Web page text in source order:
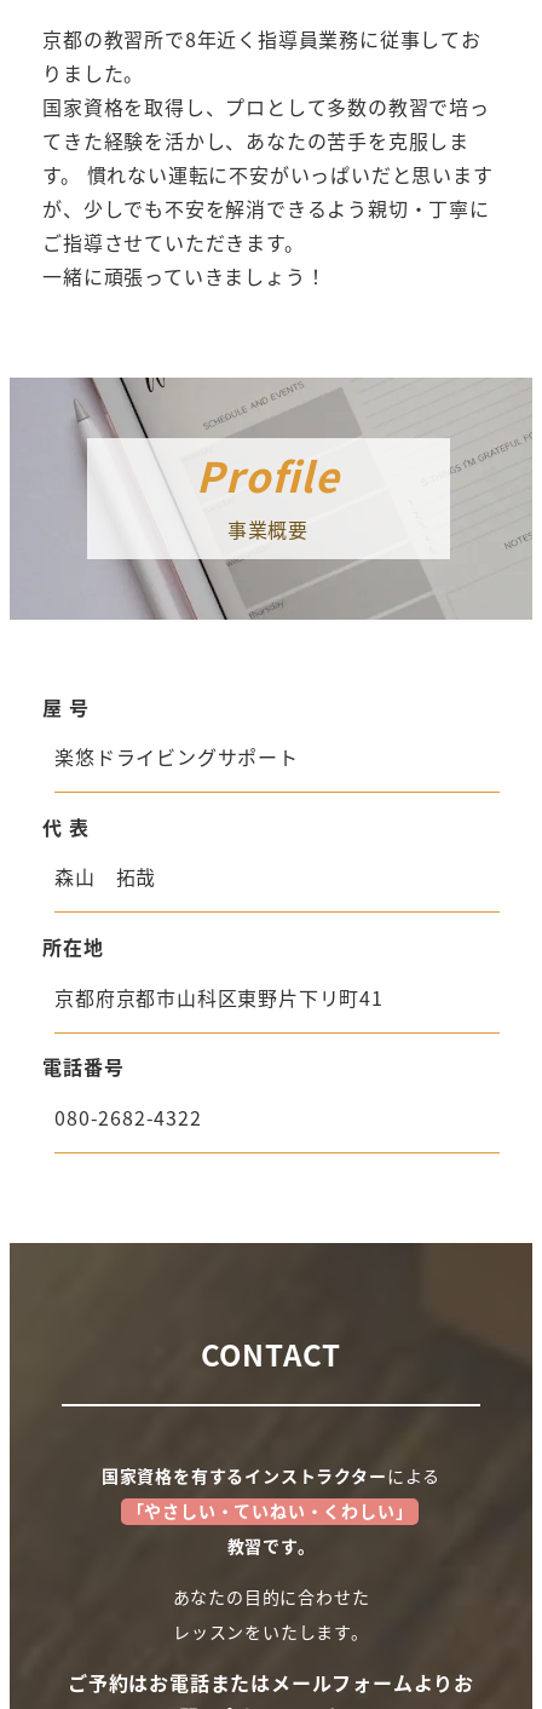
京都の教習所で8年近く指導員業務に従事してお
りました。
国家資格を取得し、プロとして多数の教習で培っ
てきた経験を活かし、あなたの苦手を克服しま
す。 慣れない運転に不安がいっぱいだと思います
が、少しでも不安を解消できるよう親切・丁寧に
ご指導させていただきます。
一緒に頑張っていきましょう！
Profile
事業概要
屋 号
楽悠ドライビングサポート
代 表
森山 拓哉
所在地
京都府京都市山科区東野片下リ町41
電話番号
080-2682-4322
CONTACT
国家資格を有するインストラクターによる
「やさしい・ていねい・くわしい」
教習です。
あなたの目的に合わせた
レッスンをいたします。
ご予約はお電話またはメールフォームよりお